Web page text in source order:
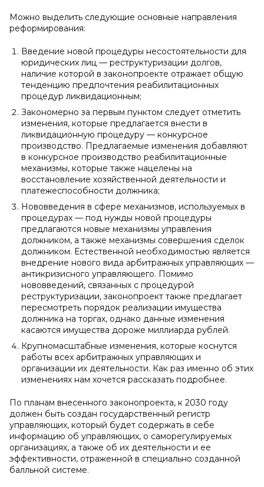
Можно выделить следующие основные направления
реформирования:
Введение новой процедуры несостоятельности для
юридических лиц — реструктуризации долгов,
наличие которой в законопроекте отражает общую
тенденцию предпочтения реабилитационных
процедур ликвидационным;
Закономерно за первым пунктом следует отметить
изменения, которые предлагается внести в
ликвидационную процедуру — конкурсное
производство. Предлагаемые изменения добавляют
в конкурсное производство реабилитационные
механизмы, которые также нацелены на
восстановление хозяйственной деятельности и
платежеспособности должника;
Нововведения в сфере механизмов, используемых в
процедурах — под нужды новой процедуры
предлагаются новые механизмы управления
должником, а также механизмы совершения сделок
должником. Естественной необходимостью является
внедрение нового вида арбитражных управляющих —
антикризисного управляющего. Помимо
нововведений, связанных с процедурой
реструктуризации, законопроект также предлагает
пересмотреть порядок реализации имущества
должника на торгах, однако данные изменения
касаются имущества дороже миллиарда рублей.
Крупномасштабные изменения, которые коснутся
работы всех арбитражных управляющих и
организации их деятельности. Как раз именно об этих
изменениях нам хочется рассказать подробнее.
По планам внесенного законопроекта, к 2030 году
должен быть создан государственный регистр
управляющих, который будет содержать в себе
информацию об управляющих, о саморегулируемых
организациях, а также об их деятельности и ее
эффективности, отраженной в специально созданной
балльной системе.